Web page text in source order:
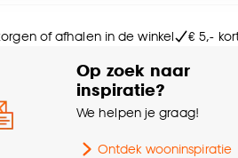
kan aanpassen, bekijk hiervoor
of afhalen in de winkel € 5,-
Op zoek naar
inspiratie?
We helpen je graag!
Ontdek wooninspiratie